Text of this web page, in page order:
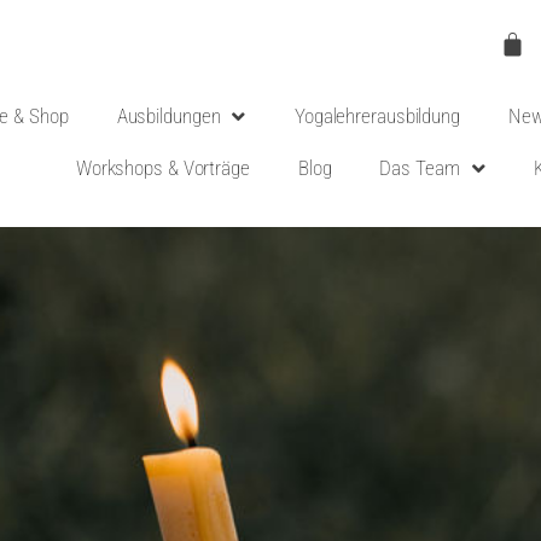
& Shop Ausbildungen Yogalehrerausbildung
Workshops & Vorträge Blog Das Team